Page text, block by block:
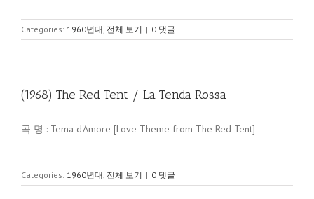
Categories: 1960년대, 전체 보기 | 0 댓글
(1968) The Red Tent / La Tenda Rossa
곡 명 : Tema d'Amore [Love Theme from The Red Tent]
Categories: 1960년대, 전체 보기 | 0 댓글